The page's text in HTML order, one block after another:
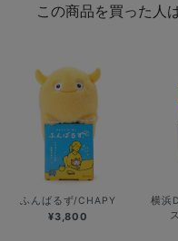
この商品を買った人
ふんばるず/CHAPY
¥3,800
横浜